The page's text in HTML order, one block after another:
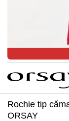
Rochie tip
ORSAY